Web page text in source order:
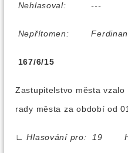
Nehlasoval: ---
Nepřítomen:
167/6/15
Zastupitelstvo města
rady města za období od
∟
Hlasování pro: